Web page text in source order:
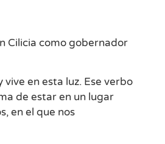
Cilicia como gobernador
en esta luz. Ese verbo
de estar en un lugar
en el que nos